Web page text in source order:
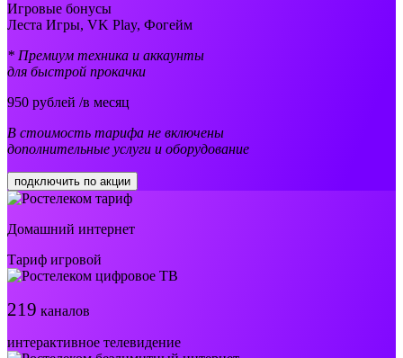
Игровые бонусы
Леста Игры, VK Play, Фогейм
* Премиум техника и аккаунты
для быстрой прокачки
950 рублей /в месяц
В стоимость тарифа не включены
дополнительные услуги и оборудование
подключить по акции
Домашний интернет
Тариф игровой
219 каналов
интерактивное телевидение